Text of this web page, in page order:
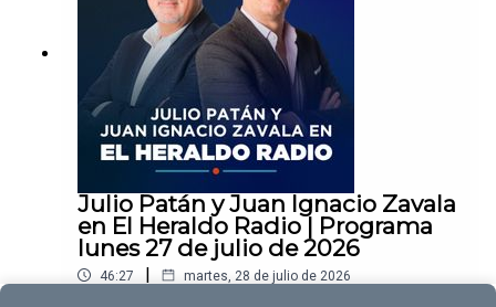
Julio Patán y Juan Ignacio Zavala
en El Heraldo Radio | Programa
lunes 27 de julio de 2026
46:27 | martes, 28 de julio de 2026